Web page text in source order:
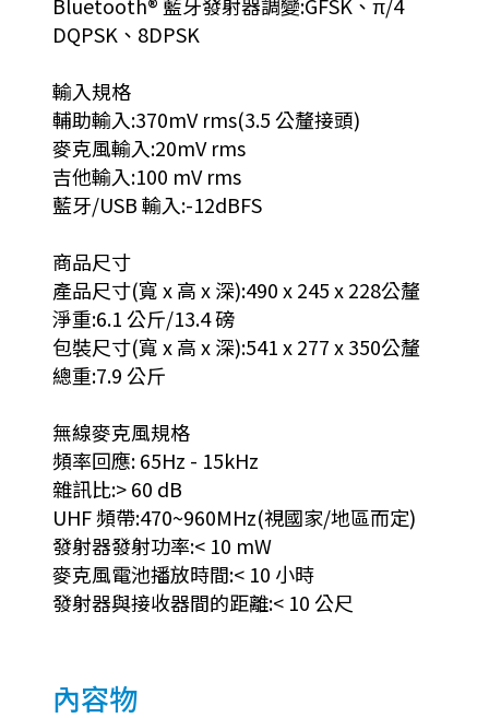
Bluetooth® 藍牙發射器調變:GFSK、π/4
DQPSK、8DPSK
輸入規格
輔助輸入:370mV rms(3.5 公釐接頭)
麥克風輸入:20mV rms
吉他輸入:100 mV rms
藍牙/USB 輸入:-12dBFS
商品尺寸
產品尺寸(寬 x 高 x 深):490 x 245 x 228公釐
淨重:6.1 公斤/13.4 磅
包裝尺寸(寬 x 高 x 深):541 x 277 x 350公釐
總重:7.9 公斤
無線麥克風規格
頻率回應: 65Hz - 15kHz
雜訊比:> 60 dB
UHF 頻帶:470~960MHz(視國家/地區而定)
發射器發射功率:< 10 mW
麥克風電池播放時間:< 10 小時
發射器與接收器間的距離:< 10 公尺
內容物